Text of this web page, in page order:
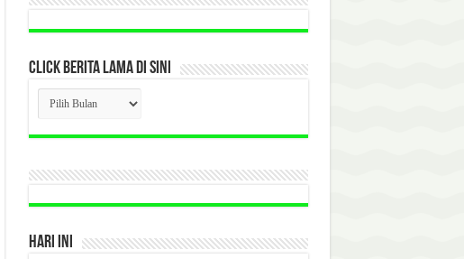
CLICK BERITA LAMA DI SINI
CLICK
BERITA
LAMA
DI
HARI INI